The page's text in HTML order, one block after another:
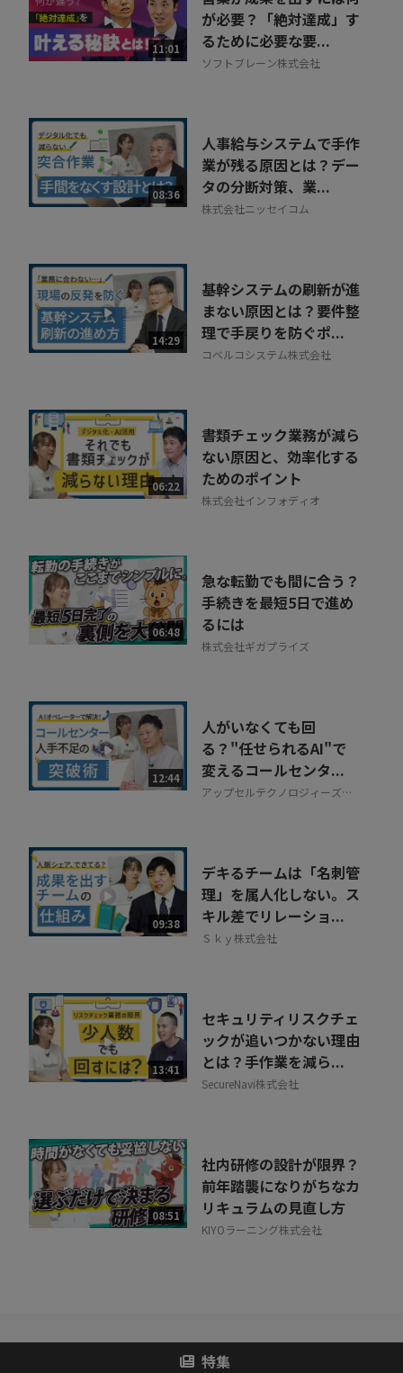
11:01
が必要？「絶対達成」す
るために必要な要...
ソフトブレーン株式会社
08:36
人事給与システムで手作
業が残る原因とは？デー
タの分断対策、業...
株式会社ニッセイコム
14:29
基幹システムの刷新が進
まない原因とは？要件整
理で手戻りを防ぐポ...
コベルコシステム株式会社
06:22
書類チェック業務が減ら
ない原因と、効率化する
ためのポイント
株式会社インフォディオ
06:48
急な転勤でも間に合う？
手続きを最短5日で進め
るには
株式会社ギガプライズ
12:44
人がいなくても回
る？"任せられるAI"で
変えるコールセンタ...
アップセルテクノロジィーズ株
09:38
デキるチームは「名刺管
理」を属人化しない。ス
キル差でリレーショ...
Ｓｋｙ株式会社
13:41
セキュリティリスクチェ
ックが追いつかない理由
とは？手作業を減ら...
SecureNavi株式会社
08:51
社内研修の設計が限界？
前年踏襲になりがちなカ
リキュラムの見直し方
KIYOラーニング株式会社
特集